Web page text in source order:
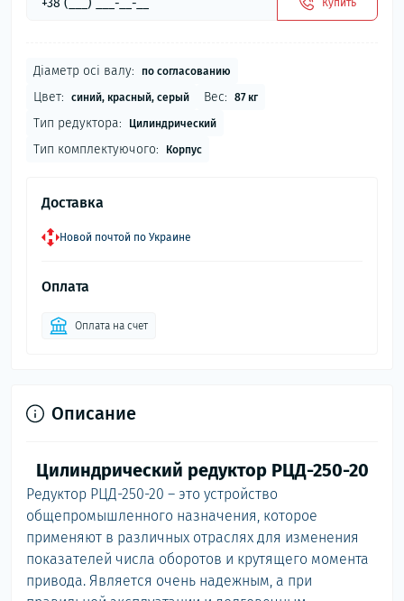
Діаметр осі валу: по согласованию
Цвет: синий, красный, серый Вес: 87 кг
Тип редуктора: Цилиндрический
Тип комплектуючого: Корпус
Доставка
Новой почтой по Украине
Оплата
Оплата на счет
Описание
Цилиндрический редуктор РЦД-250-20
Редуктор РЦД-250-20 – это устройство
общепромышленного назначения, которое
применяют в различных отраслях для изменения
показателей числа оборотов и крутящего момента
привода. Является очень надежным, а при